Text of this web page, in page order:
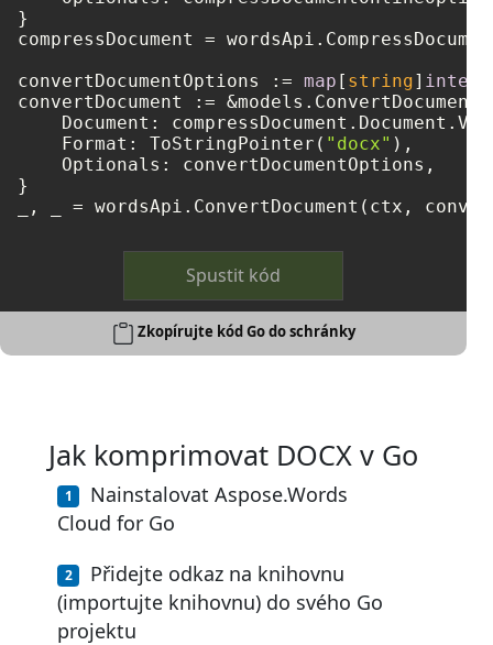
}
compressDocument =
convertDocumentOptions := map [ string]
convertDocument :=
Document:
    Format: ToStringPointer(
"docx" ),
    Optionals: convertDocumentOptions,
}
_, _ = wordsApi.ConvertDocument(ctx,
Spustit kód
Zkopírujte kód Go do schránky
Jak komprimovat DOCX v Go
Nainstalovat Aspose.Words
Cloud for Go
Přidejte odkaz na knihovnu
(importujte knihovnu) do svého Go
projektu